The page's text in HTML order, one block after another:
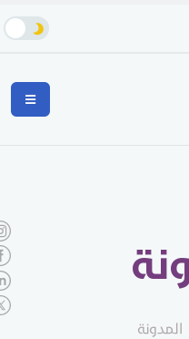
المدونة